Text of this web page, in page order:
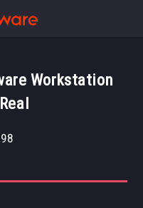
Workstation